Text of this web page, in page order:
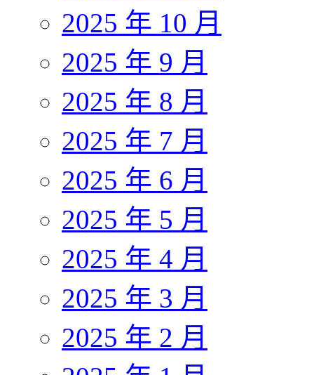
2025 年 10 月
2025 年 9 月
2025 年 8 月
2025 年 7 月
2025 年 6 月
2025 年 5 月
2025 年 4 月
2025 年 3 月
2025 年 2 月